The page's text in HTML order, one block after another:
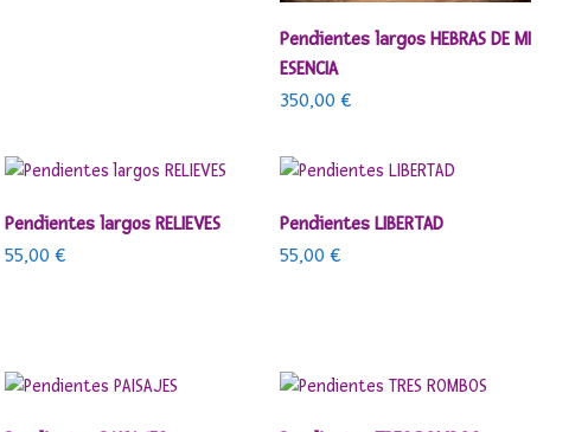
AÑADIR AL CARRITO
Pendientes largos HEBRAS DE MI
ESENCIA
350,00€
AÑADIR AL CARRITO
Pendientes largos RELIEVES
55,00€
AÑADIR AL CARRITO
Pendientes LIBERTAD
55,00€